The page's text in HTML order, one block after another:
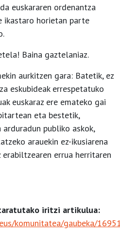
euskararen ordenantza
ikastaro horietan parte
Baina gaztelaniaz.
aurkitzen gara: Batetik, ez
eskubideak errespetatuko
euskaraz ere emateko gai
eta bestetik,
publiko askok,
arauekin ez-ikusiarena
errua herritaren
iritzi artikulua:
komunitatea/gaubeka/